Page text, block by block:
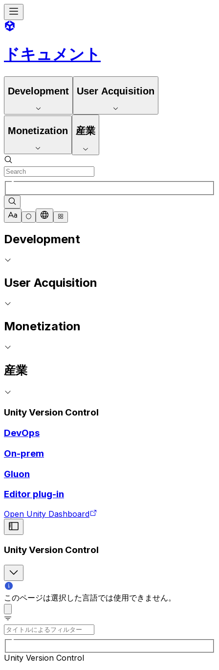
ドキュメント
Development User Acquisition
Monetization 産業
Development
User Acquisition
Monetization
産業
Unity Version Control
DevOps
On-prem
Gluon
Editor plug-in
Open Unity Dashboard
Unity Version Control
このページは選択した言語では使用できません。
Unity Version Control